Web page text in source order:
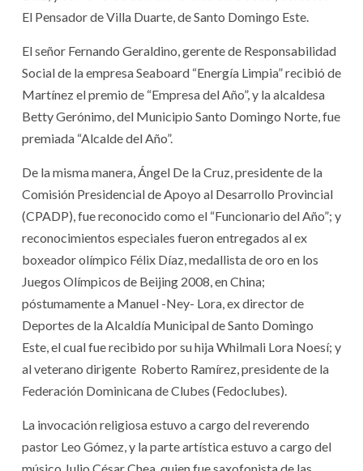
El Pensador de Villa Duarte, de Santo Domingo Este.
El señor Fernando Geraldino, gerente de Responsabilidad
Social de la empresa Seaboard “Energía Limpia” recibió de
Martínez el premio de “Empresa del Año”, y la alcaldesa
Betty Gerónimo, del Municipio Santo Domingo Norte, fue
premiada “Alcalde del Año”.
De la misma manera, Ángel De la Cruz, presidente de la
Comisión Presidencial de Apoyo al Desarrollo Provincial
(CPADP), fue reconocido como el “Funcionario del Año”; y
reconocimientos especiales fueron entregados al ex
boxeador olímpico Félix Díaz, medallista de oro en los
Juegos Olímpicos de Beijing 2008, en China;
póstumamente a Manuel -Ney- Lora, ex director de
Deportes de la Alcaldía Municipal de Santo Domingo
Este, el cual fue recibido por su hija Whilmali Lora Noesí; y
al veterano dirigente Roberto Ramírez, presidente de la
Federación Dominicana de Clubes (Fedoclubes).
La invocación religiosa estuvo a cargo del reverendo
pastor Leo Gómez, y la parte artística estuvo a cargo del